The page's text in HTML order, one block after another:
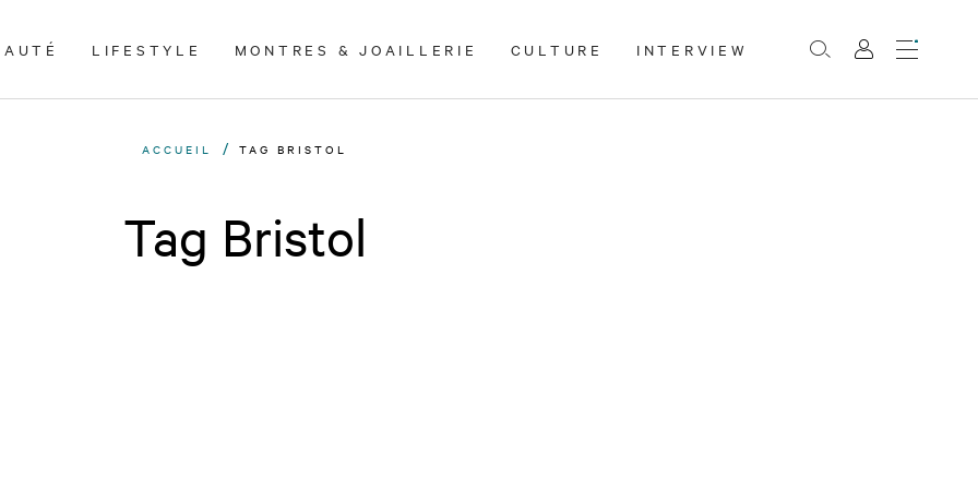
LIFESTYLE MONTRES & JOAILLERIE CULTURE INTERVIEW Rechercher
Mon
compte
Menu
ACCUEIL TAG BRISTOL
Tag Bristol